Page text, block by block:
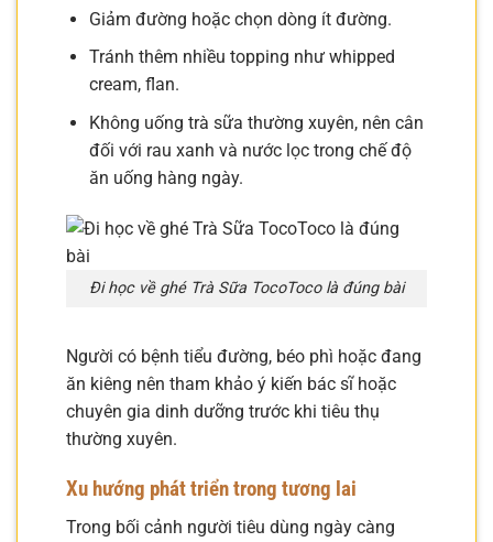
Giảm đường hoặc chọn dòng ít đường.
Tránh thêm nhiều topping như whipped
cream, flan.
Không uống trà sữa thường xuyên, nên cân
đối với rau xanh và nước lọc trong chế độ
ăn uống hàng ngày.
Đi học về ghé Trà Sữa TocoToco là đúng bài
Người có bệnh tiểu đường, béo phì hoặc đang
ăn kiêng nên tham khảo ý kiến bác sĩ hoặc
chuyên gia dinh dưỡng trước khi tiêu thụ
thường xuyên.
Xu hướng phát triển trong tương lai
Trong bối cảnh người tiêu dùng ngày càng